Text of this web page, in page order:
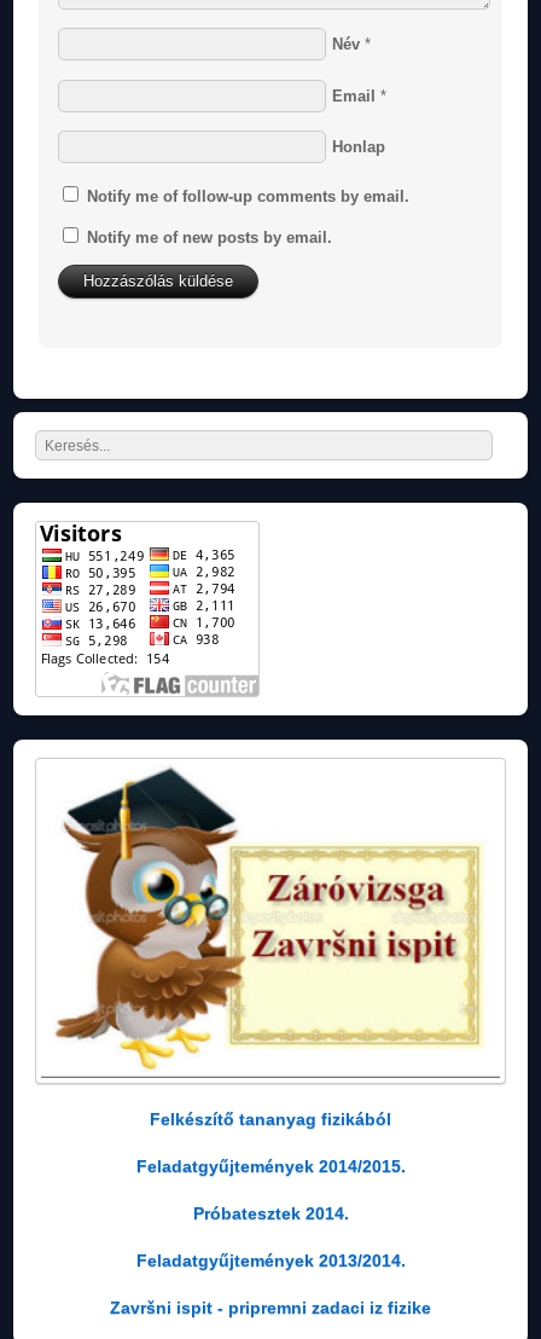
Név *
Email *
Honlap
Notify me of follow-up comments by email.
Notify me of new posts by email.
Felkészítő tananyag fizikából
Feladatgyűjtemények 2014/2015.
Próbatesztek 2014.
Feladatgyűjtemények 2013/2014.
Završni ispit - pripremni zadaci iz fizike